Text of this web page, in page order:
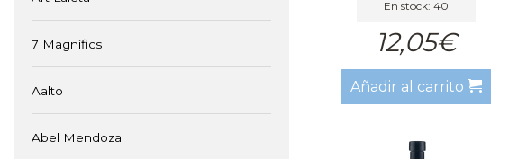
7 Magnífics
Aalto
Abel Mendoza
En stock: 40
12,05€
Añadir al carrito